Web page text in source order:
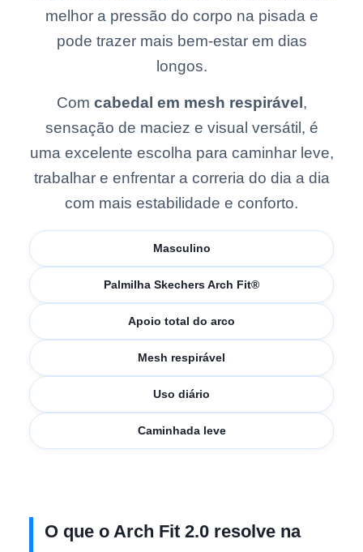
melhor a pressão do corpo na pisada e
pode trazer mais bem-estar em dias
longos.
Com cabedal em mesh respirável ,
sensação de maciez e visual versátil, é
uma excelente escolha para caminhar leve,
trabalhar e enfrentar a correria do dia a dia
com mais estabilidade e conforto.
Masculino
Palmilha Skechers Arch Fit®
Apoio total do arco
Mesh respirável
Uso diário
Caminhada leve
O que o Arch Fit 2.0 resolve na